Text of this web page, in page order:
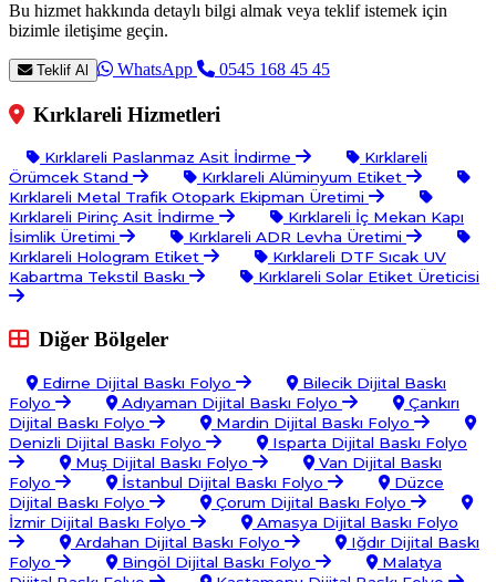
Bu hizmet hakkında detaylı bilgi almak veya teklif istemek için
bizimle iletişime geçin.
Teklif Al WhatsApp 0545 168 45 45
Kırklareli Hizmetleri
Kırklareli Paslanmaz Asit İndirme
Kırklareli
Örümcek Stand
Kırklareli Alüminyum Etiket
Kırklareli Metal Trafik Otopark Ekipman Üretimi
Kırklareli Pirinç Asit İndirme
Kırklareli İç Mekan Kapı
İsimlik Üretimi
Kırklareli ADR Levha Üretimi
Kırklareli Hologram Etiket
Kırklareli DTF Sıcak UV
Kabartma Tekstil Baskı
Kırklareli Solar Etiket Üreticisi
Diğer Bölgeler
Edirne Dijital Baskı Folyo
Bilecik Dijital Baskı
Folyo
Adıyaman Dijital Baskı Folyo
Çankırı
Dijital Baskı Folyo
Mardin Dijital Baskı Folyo
Denizli Dijital Baskı Folyo
Isparta Dijital Baskı Folyo
Muş Dijital Baskı Folyo
Van Dijital Baskı
Folyo
İstanbul Dijital Baskı Folyo
Düzce
Dijital Baskı Folyo
Çorum Dijital Baskı Folyo
İzmir Dijital Baskı Folyo
Amasya Dijital Baskı Folyo
Ardahan Dijital Baskı Folyo
Iğdır Dijital Baskı
Folyo
Bingöl Dijital Baskı Folyo
Malatya